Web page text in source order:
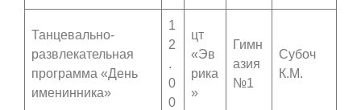
Танцевально-
развлекательная
программа «День
именинника»
1
2
.
0
0
цт
«Эв
рика
»
Гимн
азия
№1
Субоч
К.М.